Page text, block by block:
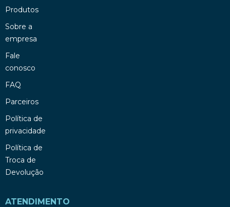
Produtos
Sobre a
empresa
Fale
conosco
FAQ
Parceiros
Política de
privacidade
Política de
Troca de
Devolução
ATENDIMENTO